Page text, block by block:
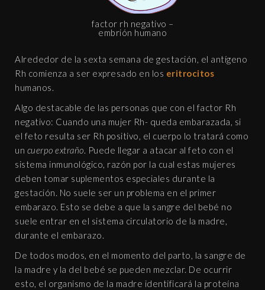
factor rh negativo –
embrión humano
Alrededor de la sexta semana de gestación, el antígeno
Rh comienza a ser expresado en los eritrocitos
humanos.
Algo destacable de las personas que con el factor Rh
negativo: Cuando una mujer Rh- queda embarazada, si
el feto resulta ser Rh positivo, el cuerpo lo tratará como
un cuerpo extraño. Puede llegar a atacar al feto con el
sistema inmunológico, razón por la cual estas mujeres
deben tomar suplementos especiales durante la
gestación. No suele ser un problema en el primer
embarazo. Esto se debe a que la sangre del bebé no
suele entrar en el sistema circulatorio de la madre,
durante el embarazo.
De todos modos, en el momento del parto, la sangre de
la madre y la del bebé se pueden mezclar. De ocurrir
esto, el organismo de la madre identificará la proteína